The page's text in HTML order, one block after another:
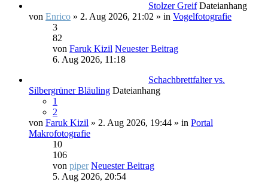
Stolzer Greif Dateianhang
von Enrico » 2. Aug 2026, 21:02 » in Vogelfotografie
3
82
von Faruk Kizil Neuester Beitrag
6. Aug 2026, 11:18
Schachbrettfalter vs.
Silbergrüner Bläuling Dateianhang
1
2
von Faruk Kizil » 2. Aug 2026, 19:44 » in Portal
Makrofotografie
10
106
von piper Neuester Beitrag
5. Aug 2026, 20:54